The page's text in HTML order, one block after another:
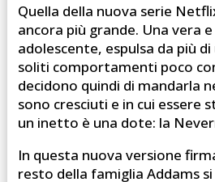
Quella della nuova serie
ancora più grande. Una vera
adolescente, espulsa da più
soliti comportamenti poco
decidono quindi di mandarla
sono cresciuti e in cui essere
un inetto è una dote: la
In questa nuova versione
resto della famiglia Addams